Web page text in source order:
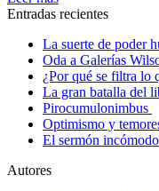
Entradas recientes
La suerte de poder
Oda a Galerías
¿Por qué se filtra lo
La gran batalla del
Pirocumulonimbus
Optimismo y
El sermón incómodo
Autores